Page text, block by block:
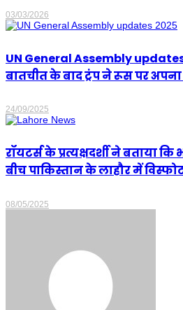
03/03/2026
UN General Assembly
बातचीत के बाद ट्रंप ने रूस पर
24/09/2025
रॉयटर्स के प्रत्यक्षदर्शी ने बताया
बीच पाकिस्तान के लाहौर में
08/05/2025